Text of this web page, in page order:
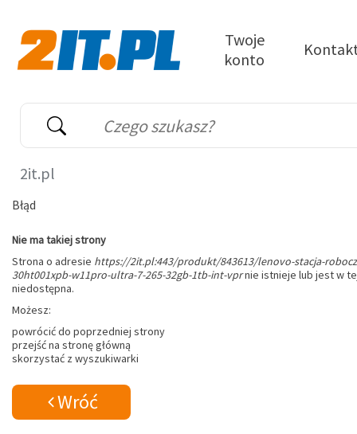
Wyszukiwarka
Słowo kluczowe
Twoje
konto
2it.pl
Błąd
Nie ma takiej strony
Strona o adresie https://2it.pl:443/produkt/843613/lenovo-stacja-
30ht001xpb-w11pro-ultra-7-265-32gb-1tb-int-vprnie istnieje lub jest w
niedostępna.
Możesz:
powrócić do poprzedniej strony
przejść na stronę główną
skorzystać z wyszukiwarki
Wróć